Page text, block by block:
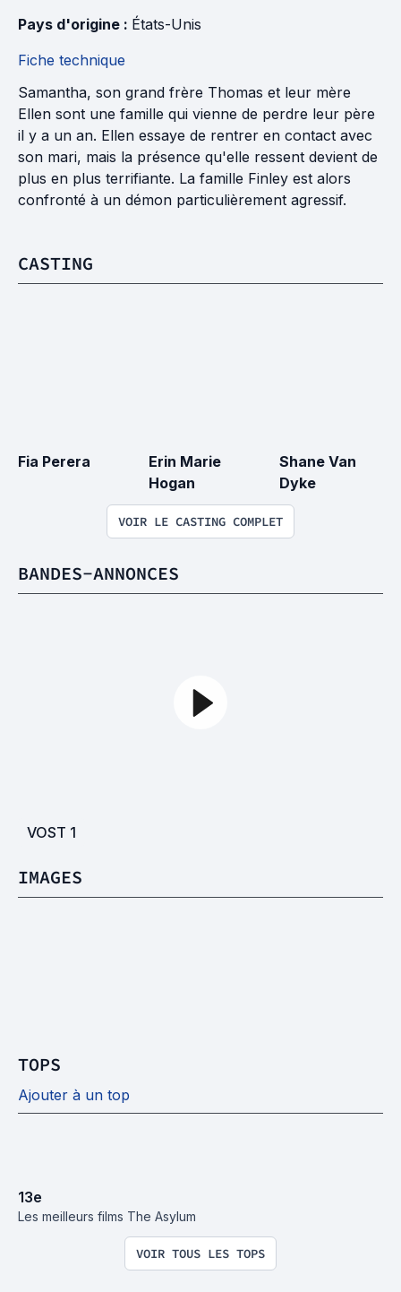
Pays d'origine : États-Unis
Fiche technique
Samantha, son grand frère Thomas et leur mère
Ellen sont une famille qui vienne de perdre leur père
il y a un an. Ellen essaye de rentrer en contact avec
son mari, mais la présence qu'elle ressent devient de
plus en plus terrifiante. La famille Finley est alors
confronté à un démon particulièrement agressif.
CASTING
Fia Perera
Erin Marie
Hogan
Shane Van
Dyke
VOIR LE CASTING COMPLET
BANDES-ANNONCES
VOST 1
IMAGES
TOPS
Ajouter à un top
13e
Les meilleurs films The Asylum
VOIR TOUS LES TOPS